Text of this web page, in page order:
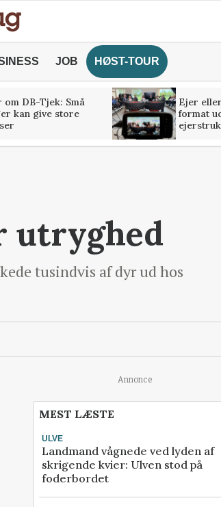
JOB HØST-TOUR
om DB-Tjek: Små
kan give store
Ejer
format
utryghed
tusindvis af dyr ud hos
Annonce
MEST LÆSTE
ULVE
Landmand vågnede ved lyden af
skrigende kvier: Ulven stod på
foderbordet